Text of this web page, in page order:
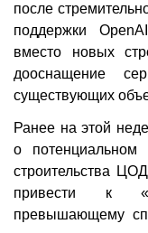
после
поддержки
вместо новых
дооснащение
существующих
Ранее на этой
о потенциальном
строительства
привести к
превышающему